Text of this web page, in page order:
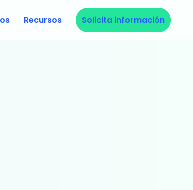
Recursos Solicita información